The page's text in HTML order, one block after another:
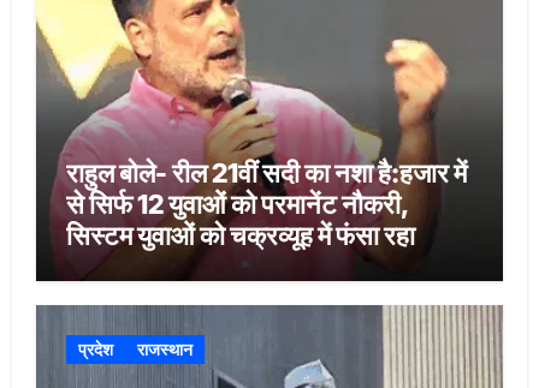
राहुल बोले- रील 21वीं सदी का नशा है:हजार में
से सिर्फ 12 युवाओं को परमानेंट नौकरी,
सिस्टम युवाओं को चक्रव्यूह में फंसा रहा
प्रदेश राजस्थान